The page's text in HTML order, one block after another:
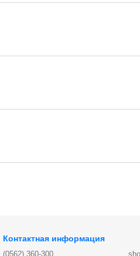
Контактная информация
(0562) 360-300